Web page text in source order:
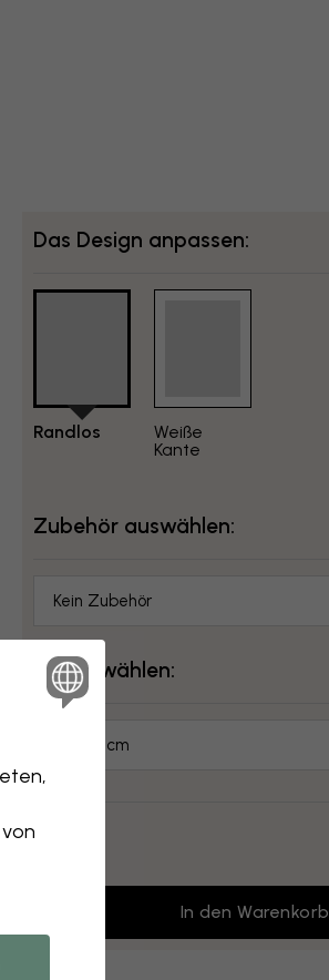
Das Design anpassen:
Randlos
Weiße
Kante
Zubehör auswählen:
Kein Zubehör
Größe wählen:
70x50 cm
Preis:
In den Warenkorb